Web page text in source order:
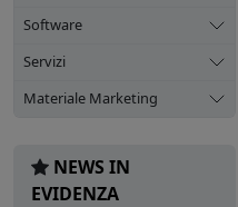
Software
Servizi
Materiale Marketing
NEWS IN
EVIDENZA